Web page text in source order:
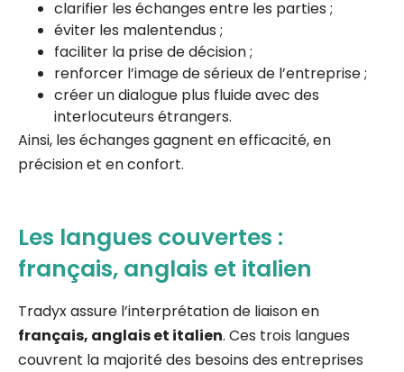
clarifier les échanges entre les parties ;
éviter les malentendus ;
faciliter la prise de décision ;
renforcer l’image de sérieux de l’entreprise ;
créer un dialogue plus fluide avec des
interlocuteurs étrangers.
Ainsi, les échanges gagnent en efficacité, en
précision et en confort.
Les langues couvertes :
français, anglais et italien
Tradyx assure l’interprétation de liaison en
français, anglais et italien. Ces trois langues
couvrent la majorité des besoins des entreprises